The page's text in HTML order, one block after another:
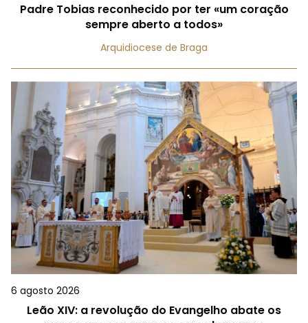
Padre Tobias reconhecido por ter «um coração
sempre aberto a todos»
Arquidiocese de Braga
6 agosto 2026
Leão XIV: a revolução do Evangelho abate os